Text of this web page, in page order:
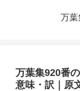
万葉
万葉集920番
意味・訳｜原